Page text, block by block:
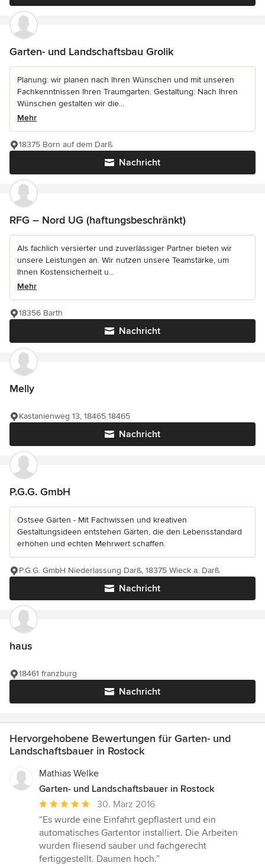
Garten- und Landschaftsbau Grolik
Planung: wir planen nach Ihren Wünschen und mit unseren
Fachkenntnissen Ihren Traumgarten. Gestaltung: Nach Ihren
Wünschen gestalten wir die...
Mehr
Nachricht
18375 Born auf dem Darß
RFG – Nord UG (haftungsbeschränkt)
Als fachlich versierter und zuverlässiger Partner bieten wir
unsere Leistungen an. Wir nutzen unsere Teamstärke, um
Ihnen Kostensicherheit u...
Mehr
Nachricht
18356 Barth
Melly
Nachricht
Kastanienweg 13, 18465 18465
P.G.G. GmbH
Ostsee Gärten - Mit Fachwissen und kreativen
Gestaltungsideen entstehen Gärten, die den Lebensstandard
erhöhen und echten Mehrwert schaffen.
Nachricht
P.G.G. GmbH Niederlassung Darß, 18375 Wieck a. Darß
haus
Nachricht
18461 franzburg
Hervorgehobene Bewertungen für Garten- und
Landschaftsbauer in Rostock
Mathias Welke
Garten- und Landschaftsbauer in Rostock
Durchschnittliche
Bewertung:
5
von
5
30. März 2016
“Es wurde eine Einfahrt gepflastert und ein
automatisches Gartentor installiert. Die Arbeiten
wurden fliesend sauber und fachgerecht
fertiggestellt. Daumen hoch.”